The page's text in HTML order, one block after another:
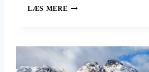
O
LÆS MERE H
U